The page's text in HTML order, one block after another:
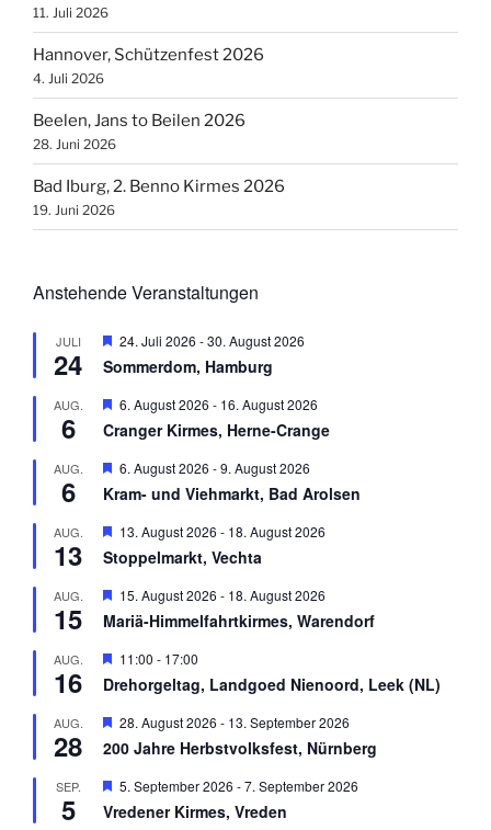
11. Juli 2026
Hannover, Schützenfest 2026
4. Juli 2026
Beelen, Jans to Beilen 2026
28. Juni 2026
Bad Iburg, 2. Benno Kirmes 2026
19. Juni 2026
Anstehende Veranstaltungen
JULI
24
H
r
o
r
e
h
o
e
24. Juli 2026 -30. August 2026
Sommerdom, Hamburg
AUG.
6
H
r
o
r
e
h
o
e
6. August 2026 - 16. August 2026
Cranger Kirmes, Herne-Crange
AUG.
6
H
r
o
r
e
h
o
e
6. August 2026 -9. August 2026
Kram- und Viehmarkt, Bad Arolsen
AUG.
13
H
r
o
r
e
h
o
e
n
13. August 2026 - 18. August 2026
Stoppelmarkt, Vechta
AUG.
15
H
r
o
r
e
h
o
e
15. August 2026 - 18. August 2026
Mariä-Himmelfahrtkirmes, Warendorf
AUG.
16
H
r
o
r
e
h
o
11:00 - 17:00
Drehorgeltag, Landgoed Nienoord, Leek (NL)
AUG.
28
H
r
o
r
28. August 2026 - 13. September 2026
200 Jahre Herbstvolksfest, Nürnberg
SEP.
5
H
r
5. September 2026 -7. September 2026
Vredener Kirmes, Vreden